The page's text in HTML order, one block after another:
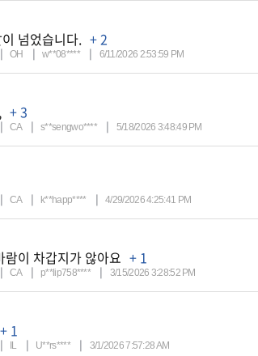
넘었습니다. + 2
OH w**08**** 6/11/2026 2:53:59 PM
+ 3
CA s**sengwo**** 5/18/2026 3:48:49 PM
CA k**happ**** 4/29/2026 4:25:41 PM
이 차갑지가 않아요 + 1
CA p**lip758**** 3/15/2026 3:28:52 PM
+ 1
IL U**rs**** 3/1/2026 7:57:28 AM